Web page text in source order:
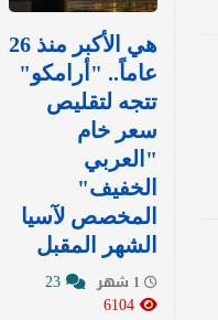
هي الأكبر منذ 26
عاماً.. "أرامكو"
تتجه لتقليص
سعر خام
"العربي
الخفيف"
المخصص لآسيا
الشهر المقبل